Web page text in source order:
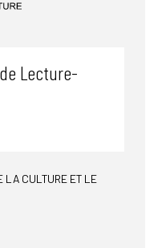
Lecture-
LA CULTURE ET LE